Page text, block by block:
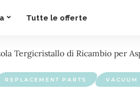
Tutte le offerte
Tergicristallo di Ricambio per
REPLACEMENT PARTS VACUUM